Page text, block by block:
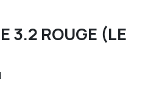
3.2 ROUGE (LE